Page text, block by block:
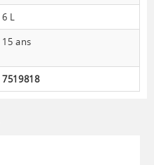
6 L
15 ans
7519818